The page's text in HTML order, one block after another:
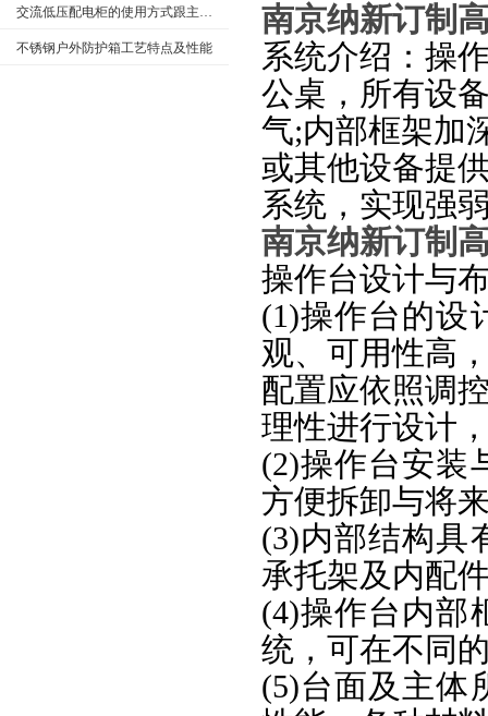
交流低压配电柜的使用方式跟主要特点
不锈钢户外防护箱工艺特点及性能
南京纳新订制
系统介绍：操
公桌，所有设
气;内部框架加
或其他设备提
系统，实现强
南京纳新订制
操作台设计
(1)操作台的设
观、可用性高
配置应依照调
理性进行设计
(2)操作台安装
方便拆卸与将
(3)内部结构具
承托架及内配
(4)操作台内部
统，可在不同
(5)台面及主体